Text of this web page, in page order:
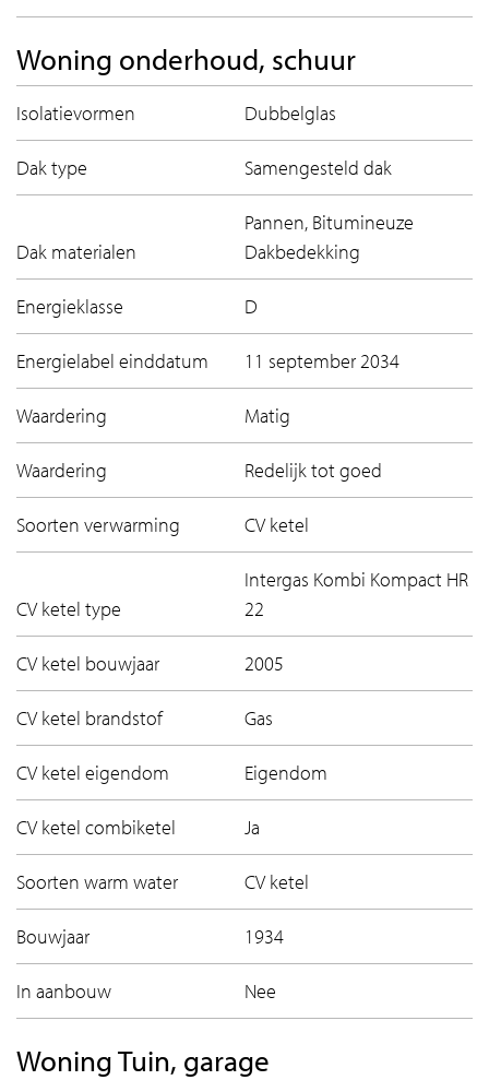
Woning onderhoud, schuur
Isolatievormen Dubbelglas
Dak type Samengesteld dak
Dak materialen
Pannen, Bitumineuze
Dakbedekking
Energieklasse D
Energielabel einddatum 11 september 2034
Waardering Matig
Waardering Redelijk tot goed
Soorten verwarming CV ketel
CV ketel type
Intergas Kombi Kompact HR
22
CV ketel bouwjaar 2005
CV ketel brandstof Gas
CV ketel eigendom Eigendom
CV ketel combiketel Ja
Soorten warm water CV ketel
Bouwjaar 1934
In aanbouw Nee
Woning Tuin, garage